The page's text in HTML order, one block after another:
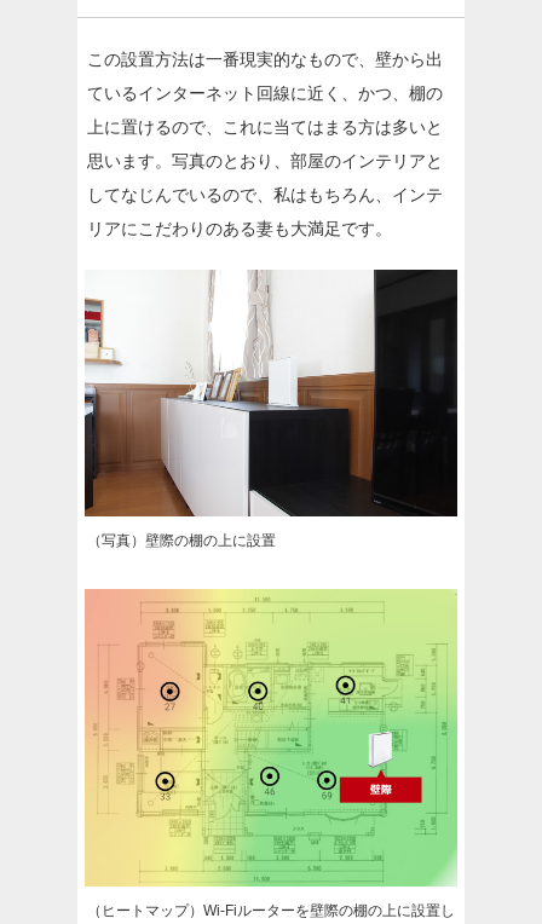
この設置方法は一番現実的なもので、壁から出
ているインターネット回線に近く、かつ、棚の
上に置けるので、これに当てはまる方は多いと
思います。写真のとおり、部屋のインテリアと
してなじんでいるので、私はもちろん、インテ
リアにこだわりのある妻も大満足です。
（写真）壁際の棚の上に設置
（ヒートマップ）Wi-Fiルーターを壁際の棚の上に設置し